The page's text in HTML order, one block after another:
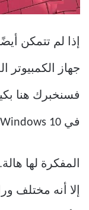
في Windows 10.
المفكرة لها
إلا أنه مختلف